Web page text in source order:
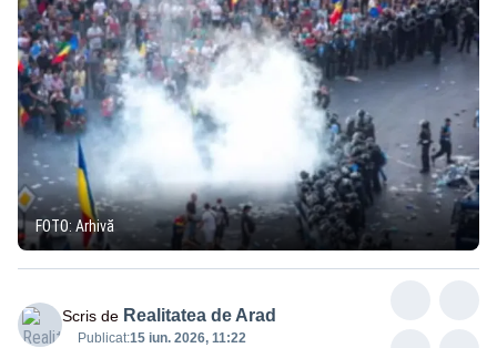
FOTO: Arhivă
Scris de Realitatea de Arad
Publicat:15 iun. 2026, 11:22